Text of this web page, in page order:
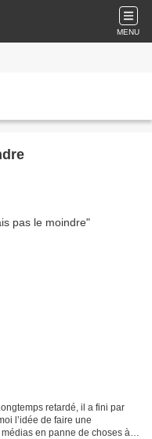
MENU
retardé, il a fini par
l’idée de faire une
en panne de choses à